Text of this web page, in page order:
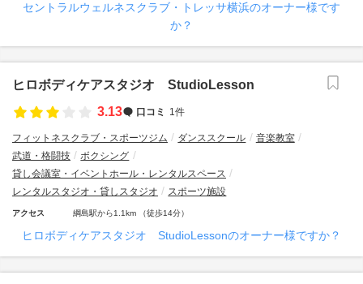
セントラルウェルネスクラブ・トレッサ横浜のオーナー様です
か？
ヒロボディケアスタジオ StudioLesson
3.13
口コミ 1件
フィットネスクラブ・スポーツジム ダンススクール
音楽教室
武道・格闘技
ボクシング
貸し会議室・イベントホール・レンタルスペース
レンタルスタジオ・貸しスタジオ
スポーツ施設
アクセス 綱島駅から1.1km （徒歩14分）
ヒロボディケアスタジオ StudioLessonのオーナー様ですか？